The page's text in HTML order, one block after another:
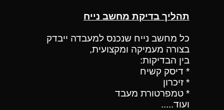
תהליך בדיקת מחשב נייח
כל מחשב נייח שנכנס למעבדה ייבדק
בצורה מעמיקה ומקצועית,
בין הבדיקות:
* דיסק קשיח
* זיכרון
* טמפרטורת מעבד
ועוד.....